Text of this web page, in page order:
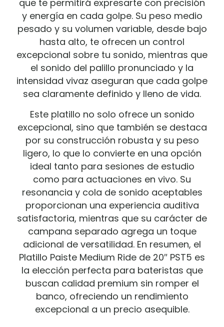
que te permitirá expresarte con precisión
y energía en cada golpe. Su peso medio
pesado y su volumen variable, desde bajo
hasta alto, te ofrecen un control
excepcional sobre tu sonido, mientras que
el sonido del palillo pronunciado y la
intensidad vivaz aseguran que cada golpe
sea claramente definido y lleno de vida.
Este platillo no solo ofrece un sonido
excepcional, sino que también se destaca
por su construcción robusta y su peso
ligero, lo que lo convierte en una opción
ideal tanto para sesiones de estudio
como para actuaciones en vivo. Su
resonancia y cola de sonido aceptables
proporcionan una experiencia auditiva
satisfactoria, mientras que su carácter de
campana separado agrega un toque
adicional de versatilidad. En resumen, el
Platillo Paiste Medium Ride de 20″ PST5 es
la elección perfecta para bateristas que
buscan calidad premium sin romper el
banco, ofreciendo un rendimiento
excepcional a un precio asequible.